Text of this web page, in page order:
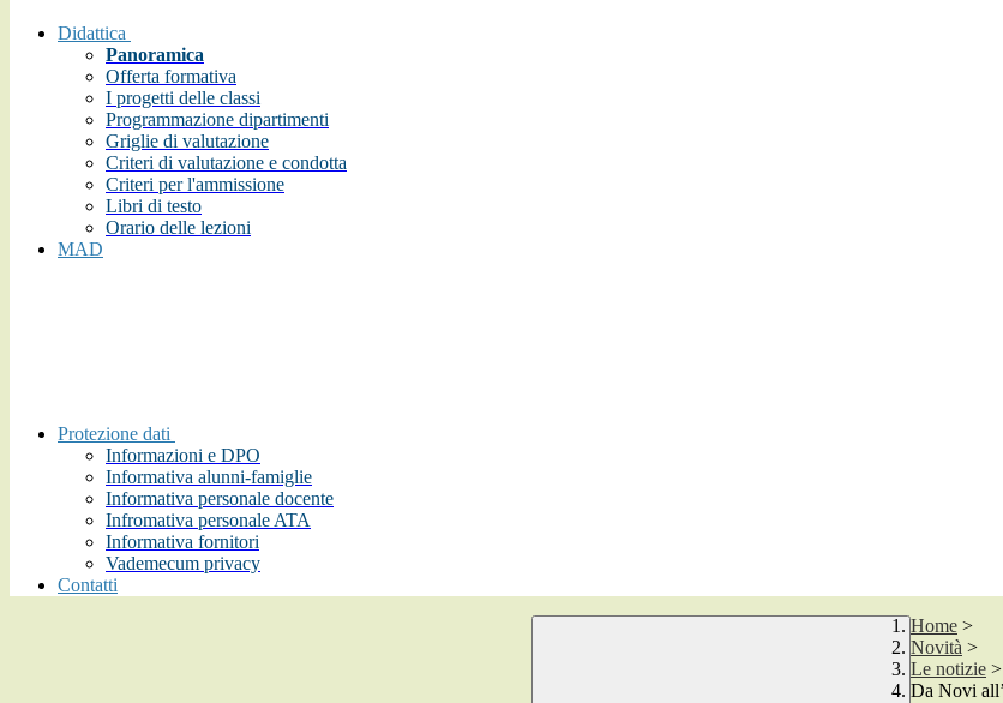
Didattica
Panoramica
Offerta formativa
I progetti delle classi
Programmazione dipartimenti
Griglie di valutazione
Criteri di valutazione e condotta
Criteri per l'ammissione
Libri di testo
Orario delle lezioni
MAD
Protezione dati
Informazioni e DPO
Informativa alunni-famiglie
Informativa personale docente
Infromativa personale ATA
Informativa fornitori
Vademecum privacy
Contatti
Home >
Novità >
Le notizie >
Da Novi